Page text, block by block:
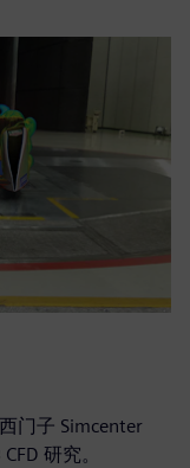
门子 Simcenter
研究。